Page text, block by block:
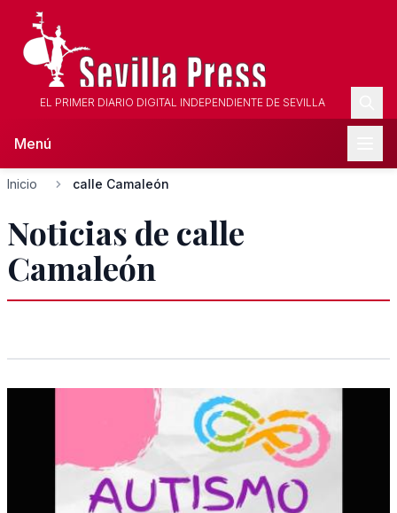
EL PRIMER DIARIO DIGITAL INDEPENDIENTE DE SEVILLA
Menú
Inicio calle Camaleón
Noticias de calle
Camaleón